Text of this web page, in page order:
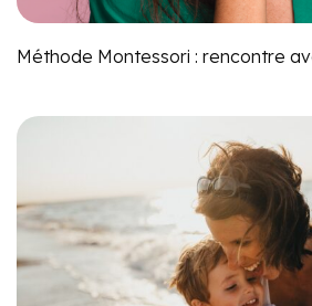
Méthode Montessori : rencontre